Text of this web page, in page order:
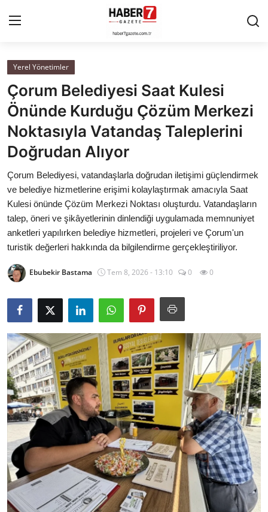
Anasayfa
Cumhurbaşkanlığı
Genel Merkez
Valilikler
Gallery
Bakanlıklar
İl / İlçe Başkanlıkları
İlçeler
Kaymakamlıklar
TBMM
Siyasi Partiler
Yerel Yönetimler
Mülki İdare
Toplum ve Yaşam
Yerel Yönetimler
Çorum Belediyesi Saat Kulesi
Önünde Kurduğu Çözüm Merkezi
Noktasıyla Vatandaş Taleplerini
Doğrudan Alıyor
Çorum Belediyesi, vatandaşlarla doğrudan iletişimi güçlendirmek
ve belediye hizmetlerine erişimi kolaylaştırmak amacıyla Saat
Kulesi önünde Çözüm Merkezi Noktası oluşturdu. Vatandaşların
talep, öneri ve şikâyetlerinin dinlendiği uygulamada memnuniyet
anketleri yapılırken belediye hizmetleri, projeleri ve Çorum'un
turistik değerleri hakkında da bilgilendirme gerçekleştiriliyor.
Ebubekir Bastama Tem 8, 2026 - 13:10 0 0